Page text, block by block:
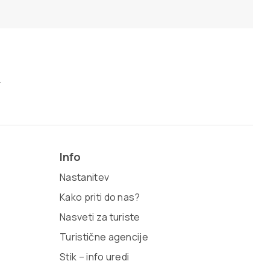
Info
Nastanitev
Kako priti do nas?
Nasveti za turiste
Turistične agencije
Stik – info uredi